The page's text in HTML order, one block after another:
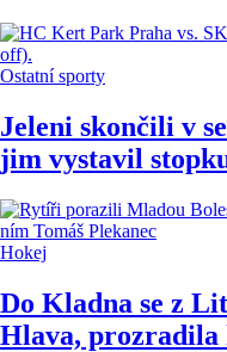
Ostatní sporty
Jeleni skončili v
jim vystavil
Hokej
Do Kladna se z
Hlava, prozradila